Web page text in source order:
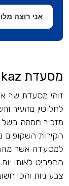
מסעדת De kaz
זוהי מסעדת שף
לחלוטין מהעיר
מזכיר חממה בשל
הקירות השקופים
למסעדה אשר מהם
התפריט לאותו
צבעוניות והכי